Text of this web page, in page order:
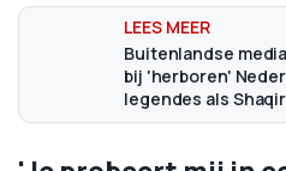
Buitenlandse
bij 'herboren'
legendes als